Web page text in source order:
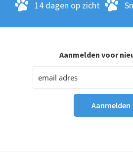
14 dagen op zicht
Aanmelden voor